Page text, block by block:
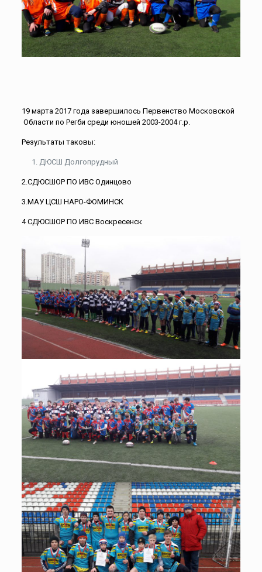
19 марта 2017 года завершилось Первенство Московской
Области по Регби среди юношей 2003-2004 г.р.
Результаты таковы:
ДЮСШ Долгопрудный
2.СДЮСШОР ПО ИВС Одинцово
3.МАУ ЦСШ НАРО-ФОМИНСК
4 СДЮСШОР ПО ИВС Воскресенск